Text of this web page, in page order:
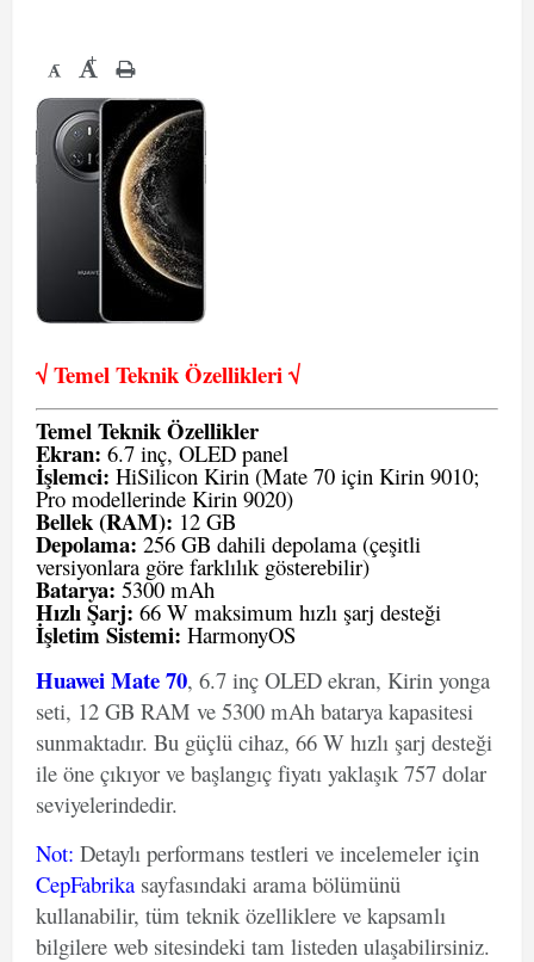
- +
√ Temel Teknik Özellikleri √
Temel Teknik Özellikler
Ekran: 6.7 inç, OLED panel
İşlemci: HiSilicon Kirin (Mate 70 için Kirin 9010;
Pro modellerinde Kirin 9020)
Bellek (RAM): 12 GB
Depolama: 256 GB dahili depolama (çeşitli
versiyonlara göre farklılık gösterebilir)
Batarya: 5300 mAh
Hızlı Şarj: 66 W maksimum hızlı şarj desteği
İşletim Sistemi: HarmonyOS
Huawei Mate 70, 6.7 inç OLED ekran, Kirin yonga
seti, 12 GB RAM ve 5300 mAh batarya kapasitesi
sunmaktadır. Bu güçlü cihaz, 66 W hızlı şarj desteği
ile öne çıkıyor ve başlangıç fiyatı yaklaşık 757 dolar
seviyelerindedir.
Not: Detaylı performans testleri ve incelemeler için
CepFabrika sayfasındaki arama bölümünü
kullanabilir, tüm teknik özelliklere ve kapsamlı
bilgilere web sitesindeki tam listeden ulaşabilirsiniz.